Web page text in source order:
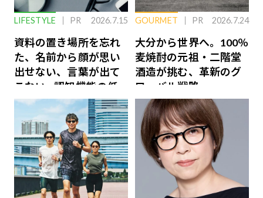
LIFESTYLE PR 2026.7.15
資料の置き場所を忘れ
た、名前から顔が思い
出せない、言葉が出て
こない…認知機能の低
下を救う、脳のインナ
ーケアとは
GOURMET PR 2026.7.24
大分から世界へ。100％
麦焼酎の元祖・二階堂
酒造が挑む、革新のグ
ローバル戦略